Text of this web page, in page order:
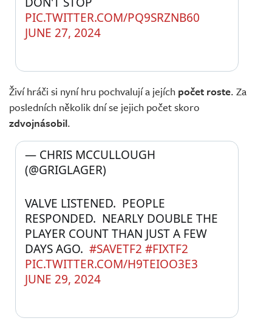
PIC.TWITTER.COM/PQ9SRZNB60
JUNE 27, 2024
Živí hráči si nyní hru pochvalují a jejích počet roste. Za
posledních několik dní se jejich počet skoro
zdvojnásobil.
VALVE LISTENED.  PEOPLE
RESPONDED.  NEARLY DOUBLE THE
PLAYER COUNT THAN JUST A FEW
DAYS AGO. #SAVETF2 #FIXTF2
PIC.TWITTER.COM/H9TEIOO3E3
— CHRIS MCCULLOUGH
(@GRIGLAGER)
JUNE 29, 2024